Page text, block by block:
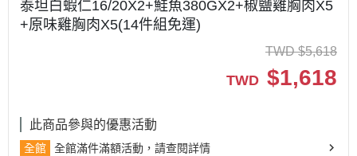
泰坦白蝦仁16/20X2+鮭魚380GX2+椒鹽雞胸肉X5
+原味雞胸肉X5(14件組免運)
TWD $5,618
TWD $1,618
此商品參與的優惠活動
全館
全館滿件滿額活動，請查閱詳情